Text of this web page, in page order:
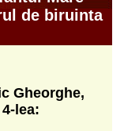
de biruinta
Gheorghe,
lea: